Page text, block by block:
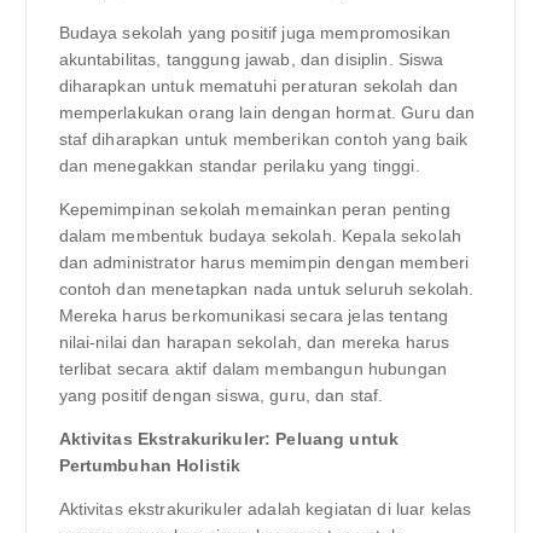
Budaya sekolah yang positif juga mempromosikan
akuntabilitas, tanggung jawab, dan disiplin. Siswa
diharapkan untuk mematuhi peraturan sekolah dan
memperlakukan orang lain dengan hormat. Guru dan
staf diharapkan untuk memberikan contoh yang baik
dan menegakkan standar perilaku yang tinggi.
Kepemimpinan sekolah memainkan peran penting
dalam membentuk budaya sekolah. Kepala sekolah
dan administrator harus memimpin dengan memberi
contoh dan menetapkan nada untuk seluruh sekolah.
Mereka harus berkomunikasi secara jelas tentang
nilai-nilai dan harapan sekolah, dan mereka harus
terlibat secara aktif dalam membangun hubungan
yang positif dengan siswa, guru, dan staf.
Aktivitas Ekstrakurikuler: Peluang untuk
Pertumbuhan Holistik
Aktivitas ekstrakurikuler adalah kegiatan di luar kelas